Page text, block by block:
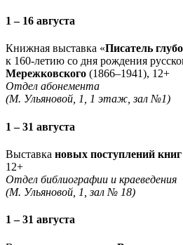
1 – 16 августа
Книжная выставка «Писатель
к 160-летию со дня рождения
Мережковского (1866–1941), 12+
Отдел абонемента
(М. Ульяновой, 1, 1 этаж, зал №1)
1 – 31 августа
Выставка новых поступлений книг
12+
Отдел библиографии и краеведения
(М. Ульяновой, 1, зал № 18)
1 – 31 августа